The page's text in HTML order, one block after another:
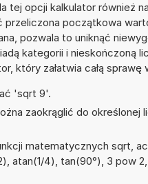
tej opcji kalkulator również
początkowa
pozwala to uniknąć
kategorii i nieskończoną
który załatwia całą sprawę
'sqrt 9'.
zaokrąglić do określonej
matematycznych sqrt,
atan(1/4), tan(90°), 3 pow